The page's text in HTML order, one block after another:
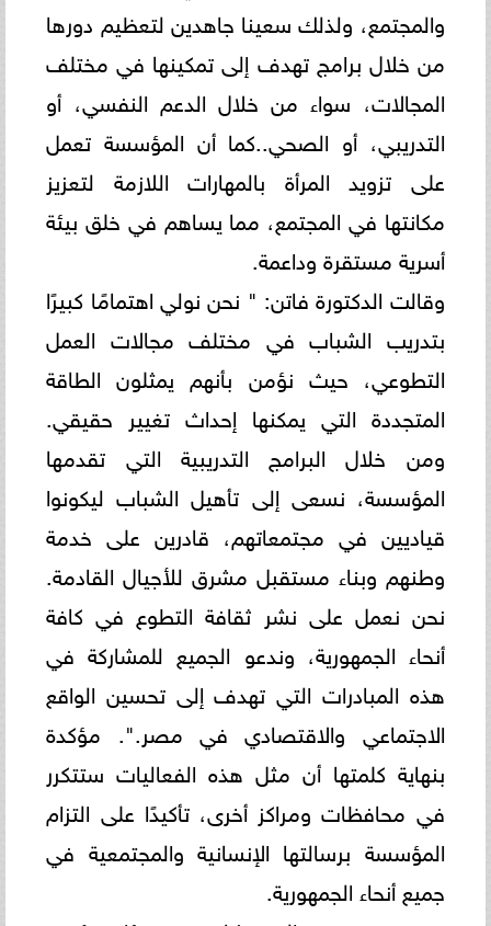
والمجتمع، ولذلك سعينا جاهدين لتعظيم دورها
من خلال برامج تهدف إلى تمكينها في مختلف
المجالات، سواء من خلال الدعم النفسي، أو
التدريبي، أو الصحي..كما أن المؤسسة تعمل
على تزويد المرأة بالمهارات اللازمة لتعزيز
مكانتها في المجتمع، مما يساهم في خلق بيئة
أسرية مستقرة وداعمة.
وقالت الدكتورة فاتن: " نحن نولي اهتمامًا كبيرًا
بتدريب الشباب في مختلف مجالات العمل
التطوعي، حيث نؤمن بأنهم يمثلون الطاقة
المتجددة التي يمكنها إحداث تغيير حقيقي.
ومن خلال البرامج التدريبية التي تقدمها
المؤسسة، نسعى إلى تأهيل الشباب ليكونوا
قياديين في مجتمعاتهم، قادرين على خدمة
وطنهم وبناء مستقبل مشرق للأجيال القادمة.
نحن نعمل على نشر ثقافة التطوع في كافة
أنحاء الجمهورية، وندعو الجميع للمشاركة في
هذه المبادرات التي تهدف إلى تحسين الواقع
الاجتماعي والاقتصادي في مصر.". مؤكدة
بنهاية كلمتها أن مثل هذه الفعاليات ستتكرر
في محافظات ومراكز أخرى، تأكيدًا على التزام
المؤسسة برسالتها الإنسانية والمجتمعية في
جميع أنحاء الجمهورية.